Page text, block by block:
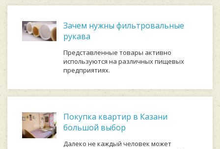
Зачем нужны фильтровальные
рукава
Представленные товары активно
используются на различных пищевых
предприятиях.
Покупка квартир в Казани
большой выбор
Далеко не каждый человек может